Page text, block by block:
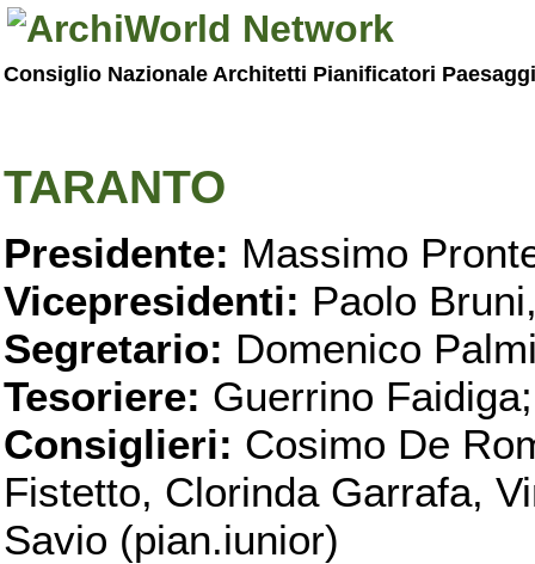
Consiglio Nazionale Architetti Pianificatori
TARANTO
Presidente: Massimo
Vicepresidenti: Paolo
Segretario: Domenico
Tesoriere: Guerrino Faidiga;
Consiglieri: Cosimo De
Fistetto, Clorinda Garrafa,
Savio (pian.iunior)